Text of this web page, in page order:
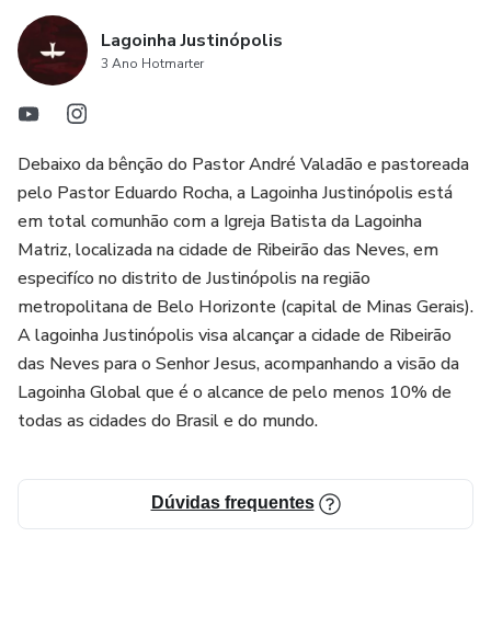
- ALGORITMOS;
- COMUNICAÇÃO E A BÍBLIA;
- PLANEJAMENTO E EXECUÇÃO
Lagoinha Justinópolis
3 Ano Hotmarter
Debaixo da bênção do Pastor André Valadão e pastoreada
pelo Pastor Eduardo Rocha, a Lagoinha Justinópolis está
em total comunhão com a Igreja Batista da Lagoinha
Matriz, localizada na cidade de Ribeirão das Neves, em
especifíco no distrito de Justinópolis na região
metropolitana de Belo Horizonte (capital de Minas Gerais).
A lagoinha Justinópolis visa alcançar a cidade de Ribeirão
das Neves para o Senhor Jesus, acompanhando a visão da
Lagoinha Global que é o alcance de pelo menos 10% de
todas as cidades do Brasil e do mundo.
Dúvidas frequentes